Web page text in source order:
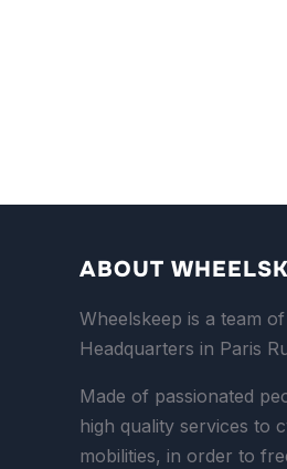
ABOUT
Wheelskeep is a team
Headquarters in Paris
Made of passionated
high quality services to
mobilities, in order to